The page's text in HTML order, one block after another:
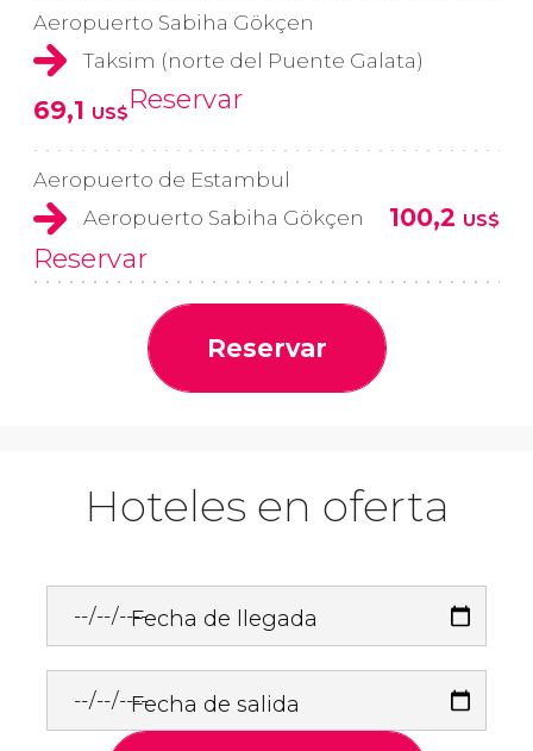
Aeropuerto Sabiha Gökçen
Taksim (norte del Puente Galata)
69,1 US$Reservar
Aeropuerto de Estambul
Aeropuerto Sabiha Gökçen
100,2 US$
Reservar
Reservar
Hoteles en oferta
Fecha de llegada
Fecha de salida